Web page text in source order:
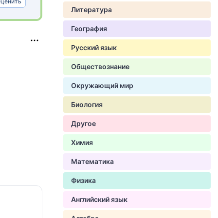
Литература
География
Русский язык
Обществознание
Окружающий мир
Биология
Другое
Химия
Математика
Физика
Английский язык